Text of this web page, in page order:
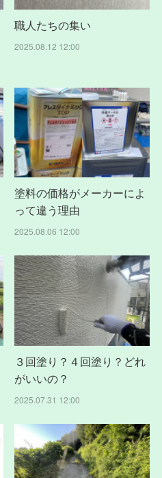
職人たちの集い
2025.08.12 12:00
塗料の価格がメーカーによ
って違う理由
2025.08.06 12:00
３回塗り？４回塗り？どれ
がいいの？
2025.07.31 12:00